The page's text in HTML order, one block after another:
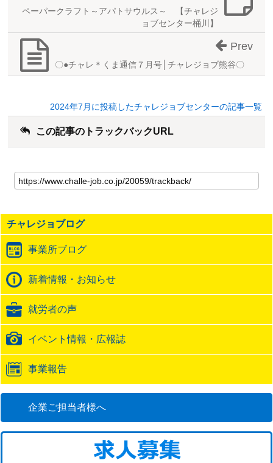
ペーパークラフト～アパトサウルス～ 【チャレジ
ョブセンター桶川】
〇●チャレ＊くま通信７月号│チャレジョブ熊谷〇
Prev
2024年7月に投稿したチャレジョブセンターの記事一覧
この記事のトラックバックURL
の
記
の
ト
ッ
ク
バ
ッ
URL
チャレジョブログ
事業所ブログ
新着情報・お知らせ
就労者の声
イベント情報・広報誌
事業報告
企業ご担当者様へ